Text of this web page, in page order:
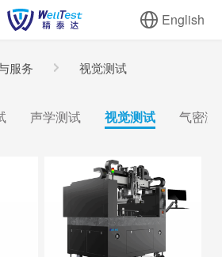
English
服务 视觉测试
声学测试 视觉测试 气密测